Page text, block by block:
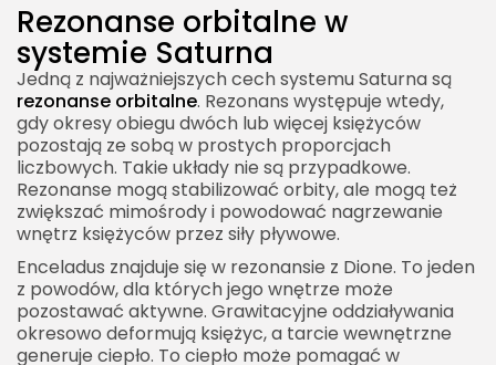
Rezonanse orbitalne w
systemie Saturna
Jedną z najważniejszych cech systemu Saturna są
rezonanse orbitalne. Rezonans występuje wtedy,
gdy okresy obiegu dwóch lub więcej księżyców
pozostają ze sobą w prostych proporcjach
liczbowych. Takie układy nie są przypadkowe.
Rezonanse mogą stabilizować orbity, ale mogą też
zwiększać mimośrody i powodować nagrzewanie
wnętrz księżyców przez siły pływowe.
Enceladus znajduje się w rezonansie z Dione. To jeden
z powodów, dla których jego wnętrze może
pozostawać aktywne. Grawitacyjne oddziaływania
okresowo deformują księżyc, a tarcie wewnętrzne
generuje ciepło. To ciepło może pomagać w